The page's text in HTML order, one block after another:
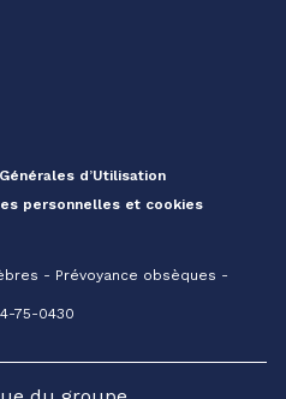
d’Utilisation
personnelles et cookies
- Prévoyance obsèques -
75-0430